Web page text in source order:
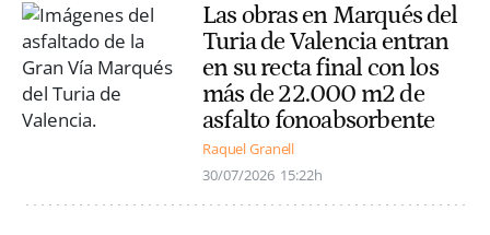
Las obras en Marqués del
Turia de Valencia entran
en su recta final con los
más de 22.000 m2 de
asfalto fonoabsorbente
Raquel Granell
30/07/2026 15:22h